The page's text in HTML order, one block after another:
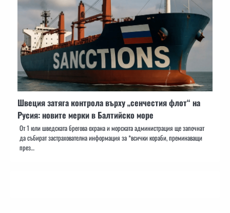
Швеция затяга контрола върху „сенчестия флот“ на
Русия: новите мерки в Балтийско море
От 1 юли шведската брегова охрана и морската администрация ще започнат
да събират застрахователна информация за *всички кораби, преминаващи
през…